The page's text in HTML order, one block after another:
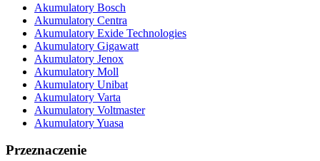
Akumulatory Bosch
Akumulatory Centra
Akumulatory Exide Technologies
Akumulatory Gigawatt
Akumulatory Jenox
Akumulatory Moll
Akumulatory Unibat
Akumulatory Varta
Akumulatory Voltmaster
Akumulatory Yuasa
Przeznaczenie